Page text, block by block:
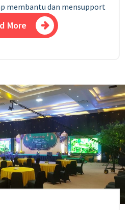
membantu dan mensupport
More